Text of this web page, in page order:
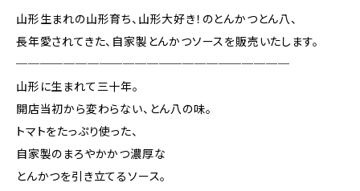
山形生まれの山形育ち、山形大好き！のとんかつとん八、
長年愛されてきた、自家製とんかつソースを販売いたします。
───────────────────────
山形に生まれて三十年。
開店当初から変わらない、とん八の味。
トマトをたっぷり使った、
自家製のまろやかかつ濃厚な
とんかつを引き立てるソース。